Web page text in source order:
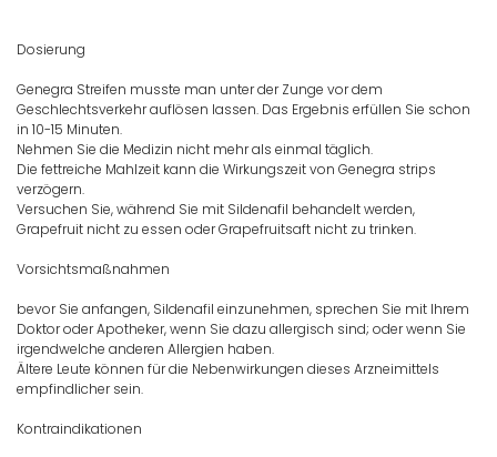
Dosierung
Genegra Streifen musste man unter der Zunge vor dem
Geschlechtsverkehr auflösen lassen. Das Ergebnis erfüllen Sie schon
in 10-15 Minuten.
Nehmen Sie die Medizin nicht mehr als einmal täglich.
Die fettreiche Mahlzeit kann die Wirkungszeit von Genegra strips
verzögern.
Versuchen Sie, während Sie mit Sildenafil behandelt werden,
Grapefruit nicht zu essen oder Grapefruitsaft nicht zu trinken.
Vorsichtsmaßnahmen
bevor Sie anfangen, Sildenafil einzunehmen, sprechen Sie mit Ihrem
Doktor oder Apotheker, wenn Sie dazu allergisch sind; oder wenn Sie
irgendwelche anderen Allergien haben.
Ältere Leute können für die Nebenwirkungen dieses Arzneimittels
empfindlicher sein.
Kontraindikationen